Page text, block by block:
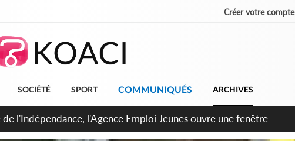
Créer votre compte
SOCIÉTÉ SPORT COMMUNIQUÉS ARCHIVES
la fronde, les agents contractuels obtiennent un accord avec la